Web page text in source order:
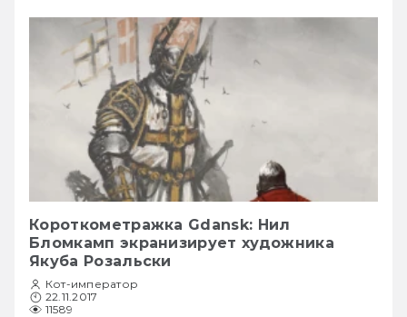
Короткометражка Gdansk: Нил
Бломкамп экранизирует художника
Якуба Розальски
Кот-император
22.11.2017
11589